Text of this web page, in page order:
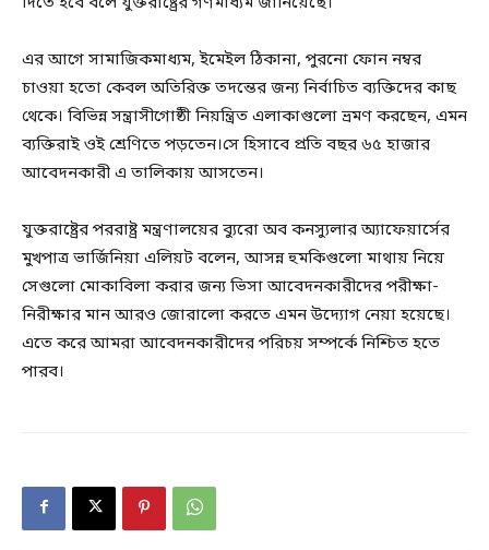
এর আগে সামাজিকমাধ্যম, ইমেইল ঠিকানা, পুরনো ফোন নম্বর
চাওয়া হতো কেবল অতিরিক্ত তদন্তের জন্য নির্বাচিত ব্যক্তিদের কাছ
থেকে। বিভিন্ন সন্ত্রাসীগোষ্ঠী নিয়ন্ত্রিত এলাকাগুলো ভ্রমণ করছেন, এমন
ব্যক্তিরাই ওই শ্রেণিতে পড়তেন।সে হিসাবে প্রতি বছর ৬৫ হাজার
আবেদনকারী এ তালিকায় আসতেন।
যুক্তরাষ্ট্রের পররাষ্ট্র মন্ত্রণালয়ের ব্যুরো অব কনস্যুলার অ্যাফেয়ার্সের
মুখপাত্র ভার্জিনিয়া এলিয়ট বলেন, আসন্ন হুমকিগুলো মাথায় নিয়ে
সেগুলো মোকাবিলা করার জন্য ভিসা আবেদনকারীদের পরীক্ষা-
নিরীক্ষার মান আরও জোরালো করতে এমন উদ্যোগ নেয়া হয়েছে।
এতে করে আমরা আবেদনকারীদের পরিচয় সম্পর্কে নিশ্চিত হতে
পারব।